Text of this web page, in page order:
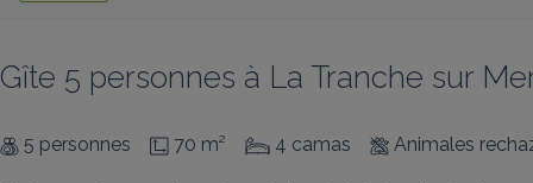
Gîte 5 personnes à La Tranche sur
5 personnes 70 m² 4 camas Animales